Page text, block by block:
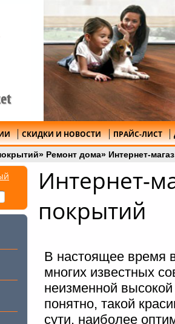
СКИДКИ И НОВОСТИ ПРАЙС-ЛИСТ
» Ремонт дома» Интернет-
Интернет-
покрытий
В настоящее время
многих известных
неизменной
понятно, такой
сути, наиболее